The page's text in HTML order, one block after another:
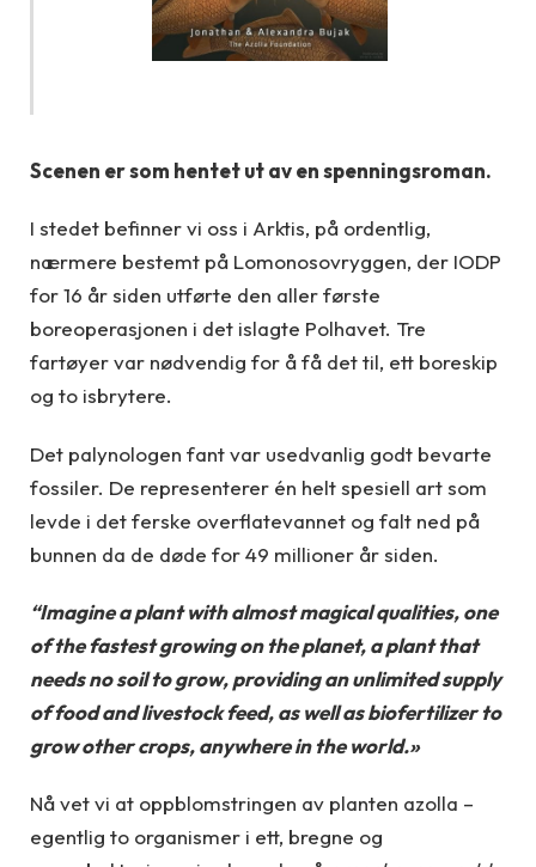
Scenen er som hentet ut av en spenningsroman.
I stedet befinner vi oss i Arktis, på ordentlig,
nærmere bestemt på Lomonosovryggen, der IODP
for 16 år siden utførte den aller første
boreoperasjonen i det islagte Polhavet. Tre
fartøyer var nødvendig for å få det til, ett boreskip
og to isbrytere.
Det palynologen fant var usedvanlig godt bevarte
fossiler. De representerer én helt spesiell art som
levde i det ferske overflatevannet og falt ned på
bunnen da de døde for 49 millioner år siden.
“Imagine a plant with almost magical qualities, one
of the fastest growing on the planet, a plant that
needs no soil to grow, providing an unlimited supply
of food and livestock feed, as well as biofertilizer to
grow other crops, anywhere in the world.»
Nå vet vi at oppblomstringen av planten azolla –
egentlig to organismer i ett, bregne og